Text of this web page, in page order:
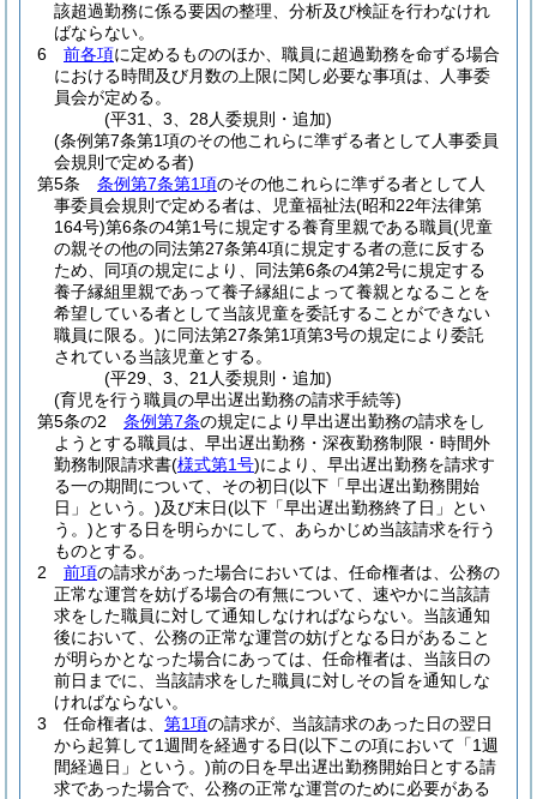
該超過勤務に係る要因の整理、分析及び検証を行わなけれ
ばならない。
6
前各項に定めるもののほか、職員に超過勤務を命ずる場合
における時間及び月数の上限に関し必要な事項は、人事委
員会が定める。
(平31、3、28人委規則・追加)
(条例第7条第1項のその他これらに準ずる者として人事委員
会規則で定める者)
第5条
条例第7条第1項のその他これらに準ずる者として人
事委員会規則で定める者は、児童福祉法(昭和22年法律第
164号)第6条の4第1号に規定する養育里親である職員(児童
の親その他の同法第27条第4項に規定する者の意に反する
ため、同項の規定により、同法第6条の4第2号に規定する
養子縁組里親であって養子縁組によって養親となることを
希望している者として当該児童を委託することができない
職員に限る。)に同法第27条第1項第3号の規定により委託
されている当該児童とする。
(平29、3、21人委規則・追加)
(育児を行う職員の早出遅出勤務の請求手続等)
第5条の2
条例第7条の規定により早出遅出勤務の請求をし
ようとする職員は、早出遅出勤務・深夜勤務制限・時間外
勤務制限請求書(様式第1号)により、早出遅出勤務を請求す
る一の期間について、その初日(以下「早出遅出勤務開始
日」という。)及び末日(以下「早出遅出勤務終了日」とい
う。)とする日を明らかにして、あらかじめ当該請求を行う
ものとする。
2
前項の請求があった場合においては、任命権者は、公務の
正常な運営を妨げる場合の有無について、速やかに当該請
求をした職員に対して通知しなければならない。 当該通知
後において、公務の正常な運営の妨げとなる日があること
が明らかとなった場合にあっては、任命権者は、当該日の
前日までに、当該請求をした職員に対しその旨を通知しな
ければならない。
3
任命権者は、 第1項の請求が、当該請求のあった日の翌日
から起算して1週間を経過する日(以下この項において「1週
間経過日」という。)前の日を早出遅出勤務開始日とする請
求であった場合で、公務の正常な運営のために必要がある